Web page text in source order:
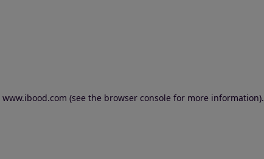
www.ibood.com (see the browser console for more information).